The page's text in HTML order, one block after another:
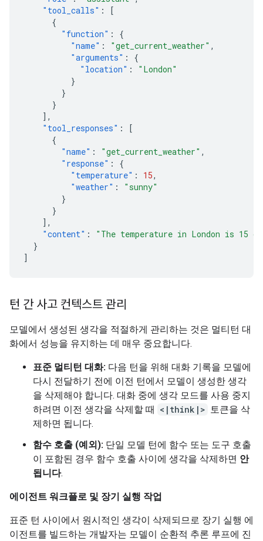
"tool_calls" :
[
{
"function" :
{
"name" : "get_current_weather" ,
"arguments" :
{
"location" :
"London"
}
}
}
],
"tool_responses" :
[
{
"name" : "get_current_weather" ,
"response" :
{
"temperature" : 15,
"weather" :
"sunny"
}
}
],
"content" :
"The temperature in London is 15
}
]
턴 간 사고 컨텍스트 관리
모델에서 생성된 생각을 적절하게 관리하는 것은 멀티턴 대
화에서 성능을 유지하는 데 매우 중요합니다.
표준 멀티턴 대화: 다음 턴을 위해 대화 기록을 모델에
다시 전달하기 전에 이전 턴에서 모델이 생성한 생각
을 삭제해야 합니다. 대화 중에 생각 모드를 사용 중지
하려면 이전 생각을 삭제할 때 <|think|> 토큰을 삭
제하면 됩니다.
함수 호출 (예외): 단일 모델 턴에 함수 또는 도구 호출
이 포함된 경우 함수 호출 사이에 생각을 삭제하면 안
됩니다.
에이전트 워크플로 및 장기 실행 작업
표준 턴 사이에서 원시적인 생각이 삭제되므로 장기 실행 에
이전트를 빌드하는 개발자는 모델이 순환적 추론 루프에 진